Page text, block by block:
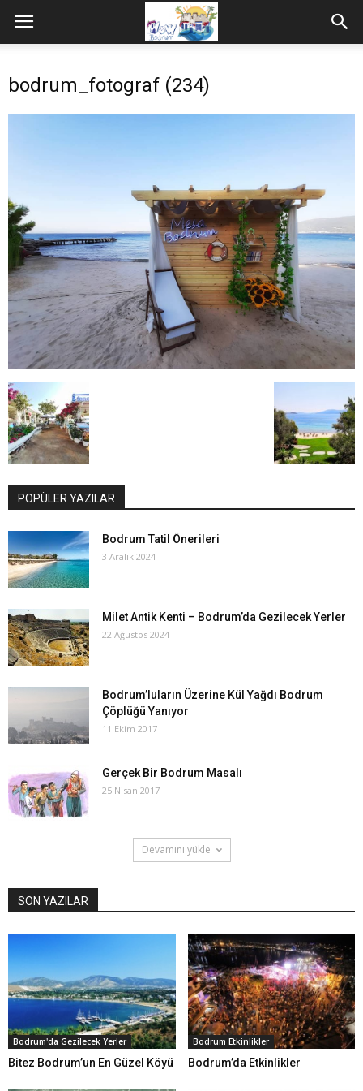
bodrum_fotograf (234)
POPÜLER YAZILAR
Bodrum Tatil Önerileri
3 Aralık 2024
Milet Antik Kenti – Bodrum’da Gezilecek Yerler
22 Ağustos 2024
Bodrum’luların Üzerine Kül Yağdı Bodrum
Çöplüğü Yanıyor
11 Ekim 2017
Gerçek Bir Bodrum Masalı
25 Nisan 2017
Devamını yükle
SON YAZILAR
Bodrum'da Gezilecek Yerler
Bitez Bodrum’un En Güzel Köyü
Bodrum Etkinlikler
Bodrum’da Etkinlikler